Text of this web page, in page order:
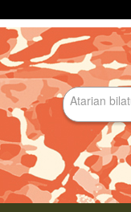
Bilatu atarian
Bilaketa
aurreratua…